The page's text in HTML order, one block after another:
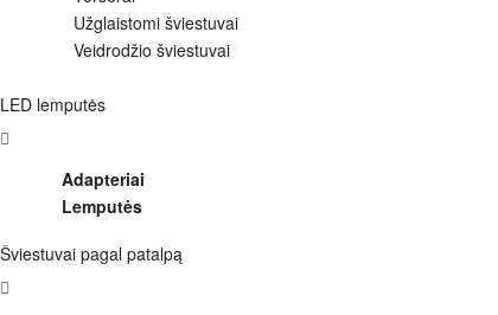
Užglaistomi šviestuvai
Veidrodžio šviestuvai
LED lemputės
Adapteriai
Lemputės
Šviestuvai pagal patalpą